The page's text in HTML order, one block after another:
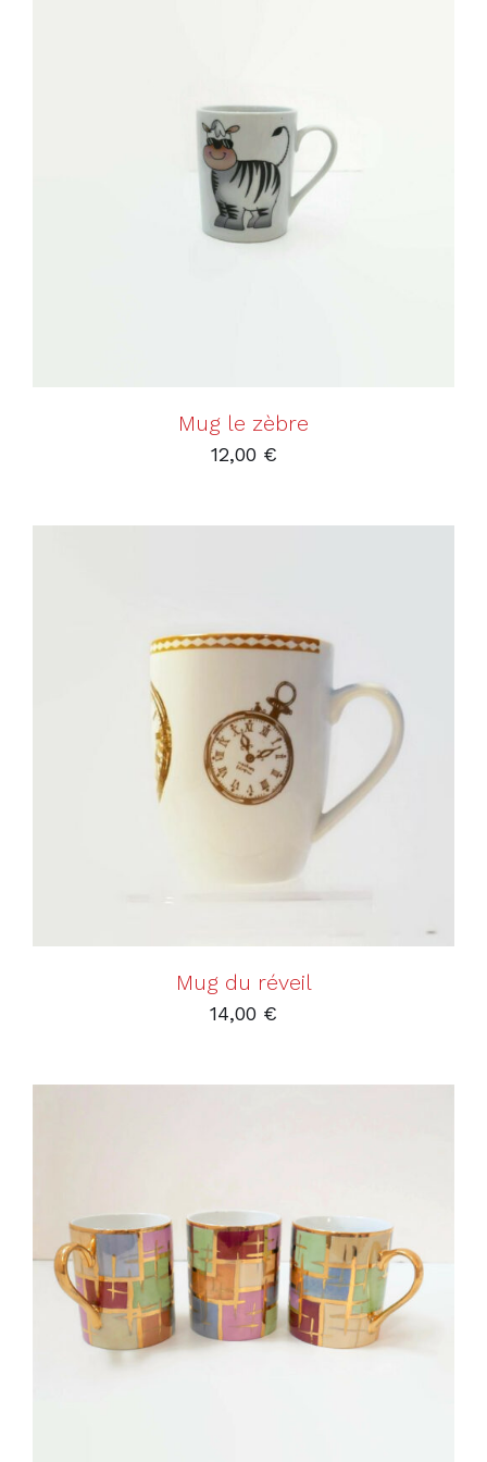
AJOUTER AU PANIER DÉTAILS
Mug le zèbre
12,00 €
AJOUTER AU PANIER /
Mug du réveil
14,00 €
AJOUTER AU PANIER / DÉTAILS